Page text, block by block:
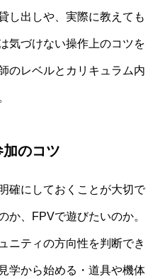
し出しや、実際に教えても
気づけない操作上のコツを
のレベルとカリキュラム内
のコツ
確にしておくことが大切で
か、FPVで遊びたいのか。
ニティの方向性を判断でき
学から始める・道具や機体